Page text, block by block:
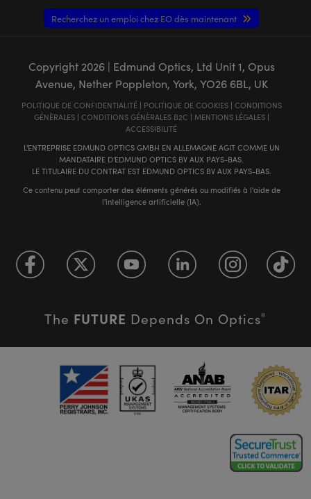
Recherchez un emploi chez EO dès maintenant
Copyright 2026| Edmund Optics, Ltd Unit 1, Opus
Avenue, Nether Poppleton, York, YO26 6BL, UK
POLITIQUE DE CONFIDENTIALITÉ| POLITIQUE DE COOKIES| CONDITIONS
GÉNÈRALES| CONDITIONS GÉNÈRALES B2C | MENTIONS LÉGALES|
ACCESSIBILITÉ
L'ENTREPRISE EDMUND OPTICS GMBH EN ALLEMAGNE AGIT COMME UN
MANDATAIRE D'EDMUND OPTICS BV AUX PAYS-BAS.
LE TITULAIRE DU CONTRAT EST EDMUND OPTICS BV AUX PAYS-BAS.
Ce contenu peut comporter des éléments générés ou modifiés à l'aide de
l'intelligence artificielle (IA).
The FUTURE Depends On Optics®